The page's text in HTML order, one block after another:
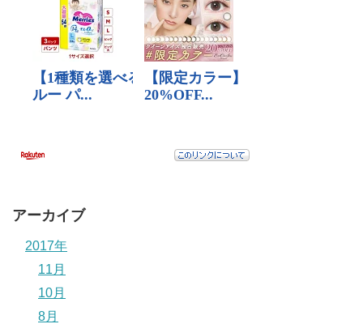
アーカイブ
2017年
11月
10月
8月